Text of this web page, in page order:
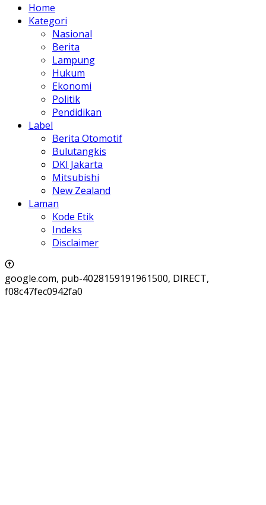
Home
Kategori
Nasional
Berita
Lampung
Hukum
Ekonomi
Politik
Pendidikan
Label
Berita Otomotif
Bulutangkis
DKI Jakarta
Mitsubishi
New Zealand
Laman
Kode Etik
Indeks
Disclaimer
google.com, pub-4028159191961500, DIRECT,
f08c47fec0942fa0